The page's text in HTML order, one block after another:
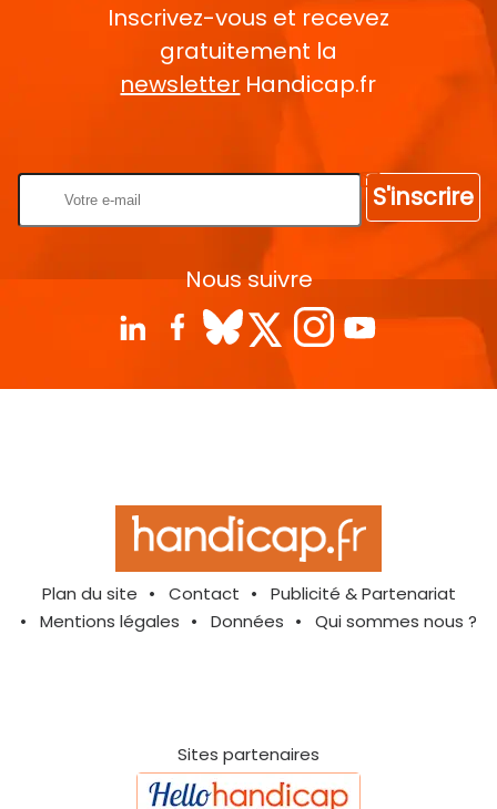
Inscrivez-vous et recevez
gratuitement la
newsletter Handicap.fr
S'inscrire
Nous suivre
Plan du site Contact
Publicité & Partenariat
Mentions légales
Données Qui sommes nous ?
Sites partenaires